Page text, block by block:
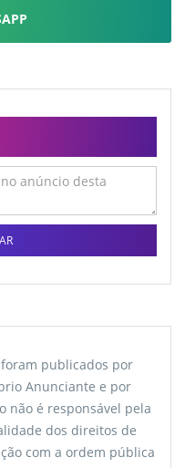
publicados por
Anunciante e por
não é responsável pela
dos direitos de
com a ordem pública